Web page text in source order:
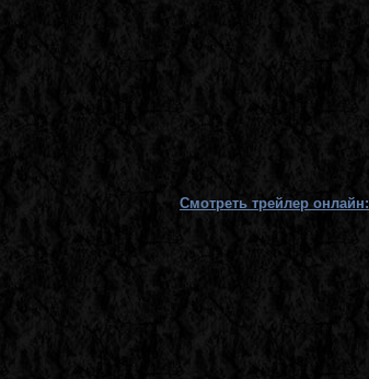
Смотреть трейлер онлайн: